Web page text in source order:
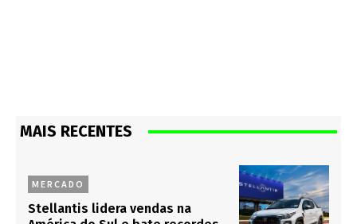
MAIS RECENTES
MERCADO
Stellantis lidera vendas na